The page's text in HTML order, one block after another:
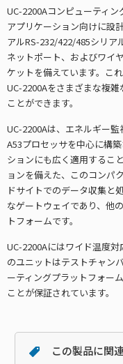
UC-2200Aコンピューティ
アプリケーション向けに設
アルRS-232/422/485シリ
ネットポート、およびワイ
ケットを備えています。こ
UC-2200Aをさまざまな複
ことができます。
UC-2200Aは、エネルギー
A53プロセッサを中心に構
ションにも広く適用するこ
ョンを備えた、このコンパ
ドサイトでのデータ収集と
なゲートウェイであり、他
トフォームです。
UC-2200Aにはワイド温度
のユニットはテストチャン
ーティングプラットフォー
ことが保証されています。
この製品に関